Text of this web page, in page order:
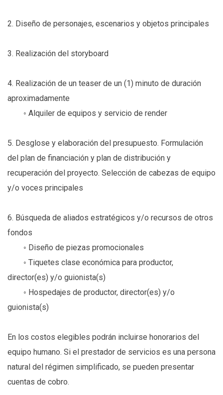
2. Diseño de personajes, escenarios y objetos principales
3. Realización del storyboard
4. Realización de un teaser de un (1) minuto de duración
aproximadamente
◦ Alquiler de equipos y servicio de render
5. Desglose y elaboración del presupuesto. Formulación
del plan de financiación y plan de distribución y
recuperación del proyecto. Selección de cabezas de equipo
y/o voces principales
6. Búsqueda de aliados estratégicos y/o recursos de otros
fondos
◦ Diseño de piezas promocionales
◦ Tiquetes clase económica para productor,
director(es) y/o guionista(s)
◦ Hospedajes de productor, director(es) y/o
guionista(s)
En los costos elegibles podrán incluirse honorarios del
equipo humano. Si el prestador de servicios es una persona
natural del régimen simplificado, se pueden presentar
cuentas de cobro.